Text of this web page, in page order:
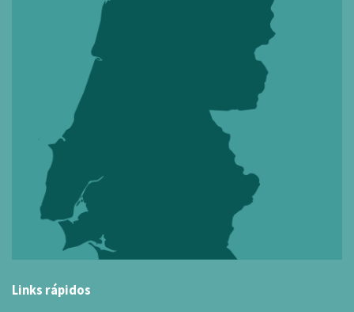
Links rápidos